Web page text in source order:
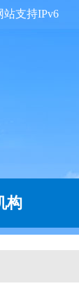
站支持IPv6
构